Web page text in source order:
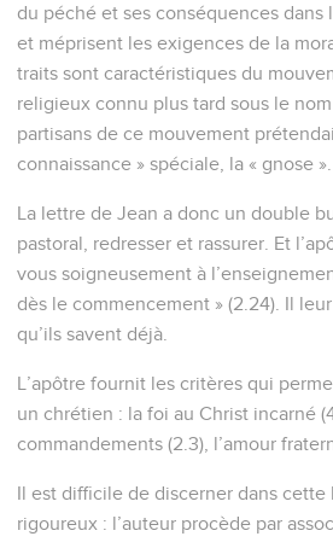
du péché et ses conséquences dans
et méprisent les exigences de la
traits sont caractéristiques du
religieux connu plus tard sous le
partisans de ce mouvement
connaissance » spéciale, la « gnose ».
La lettre de Jean a donc un double
pastoral, redresser et rassurer. Et
vous soigneusement à
dès le commencement » (2.24). Il
qu’ils savent déjà.
L’apôtre fournit les critères qui
un chrétien : la foi au Christ incarné
commandements (2.3), l’amour
Il est difficile de discerner dans cette
rigoureux : l’auteur procède par